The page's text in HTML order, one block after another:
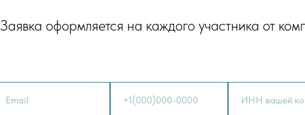
Заявка оформляется на каждого участника от